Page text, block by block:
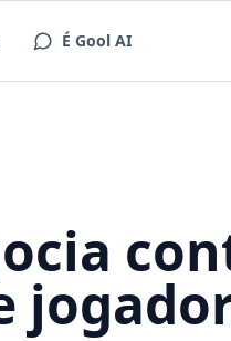
É Gool AI